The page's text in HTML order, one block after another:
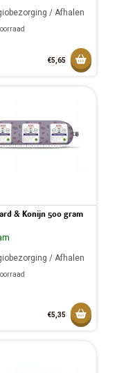
mandje
/ Afhalen
€5,65
mandje
& Konijn 500 gram
/ Afhalen
€5,35